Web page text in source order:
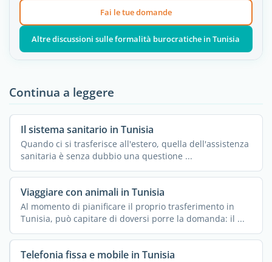
Fai le tue domande
Altre discussioni sulle formalità burocratiche in Tunisia
Continua a leggere
Il sistema sanitario in Tunisia
Quando ci si trasferisce all'estero, quella dell'assistenza
sanitaria è senza dubbio una questione ...
Viaggiare con animali in Tunisia
Al momento di pianificare il proprio trasferimento in
Tunisia, può capitare di doversi porre la domanda: il ...
Telefonia fissa e mobile in Tunisia